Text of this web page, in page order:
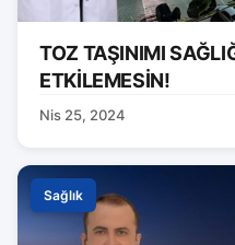
TOZ TAŞINIMI
ETKİLEMESİN!
Nis 25, 2024
Sağlık